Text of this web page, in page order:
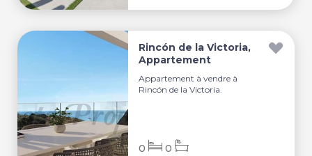
Rincón de la Victoria,
Appartement
Appartement à vendre à
Rincón de la Victoria.
0 0